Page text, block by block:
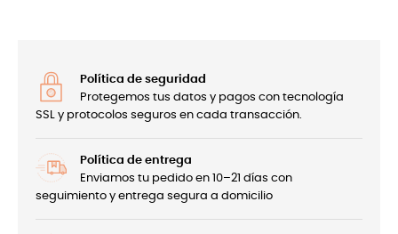
Política de seguridad
Protegemos tus datos y pagos con tecnología
SSL y protocolos seguros en cada transacción.
Política de entrega
Enviamos tu pedido en 10–21 días con
seguimiento y entrega segura a domicilio